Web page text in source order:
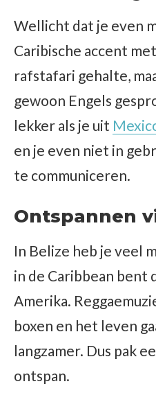
Wellicht dat je even
Caribische accent
rafstafari gehalte,
gewoon Engels
lekker als je uit
en je even niet in
te communiceren.
Ontspannen
In Belize heb je veel
in de Caribbean bent
Amerika.
boxen en het leven
langzamer. Dus pak
ontspan.